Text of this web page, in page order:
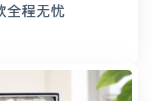
全程无忧